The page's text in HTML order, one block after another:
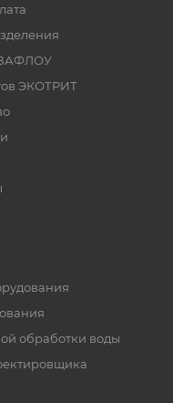
ЭКОТРИТ
обработки воды